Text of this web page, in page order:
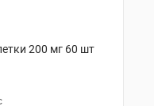
200 мг 60 шт